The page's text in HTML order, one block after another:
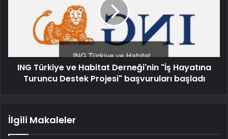
ING Türkiye ve Habitat Derneği'nin "İş Hayatına
Turuncu Destek Projesi" başvuruları başladı
İlgili Makaleler